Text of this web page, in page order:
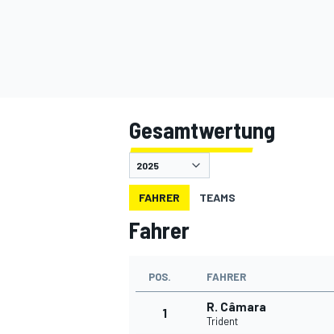
Gesamtwertung
FAHRER TEAMS
Fahrer
POS. FAHRER
1 R. Câmara
Trident